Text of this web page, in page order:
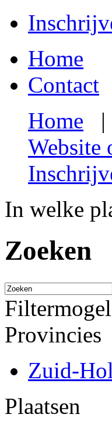
Home
Contact
Home |
Website
In welke
Zoeken
Provincies
Zuid-
Plaatsen